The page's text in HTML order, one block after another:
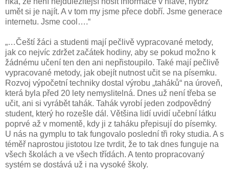
umět si je najít. A v tom my jsme přece dobří. Jsme generace
internetu. Jsme cool….“
„…Čeští žáci a studenti mají pečlivě vypracované metody,
jak co nejvíc zdržet začátek hodiny, aby se pokud možno k
žádnému učení ten den ani nepřistoupilo. Také mají pečlivě
vypracované metody, jak obejít nutnost učit se na písemku.
Rozvoj výpočetní techniky dostal výrobu „taháků“ na úroveň,
která byla před 20 lety nemyslitelná. Dnes už není třeba se
učit, ani si vyrábět tahák. Tahák vyrobí jeden zodpovědný
student, který ho rozešle dál. Většina lidí uvidí učební látku
poprvé až v momentě, kdy ji z taháku přepisují do písemky.
U nás na gymplu to tak fungovalo poslední tři roky studia. A s
téměř naprostou jistotou lze tvrdit, že to tak dnes funguje na
všech školách a ve všech třídách. A tento propracovaný
systém se dostává už i na vysoké školy.